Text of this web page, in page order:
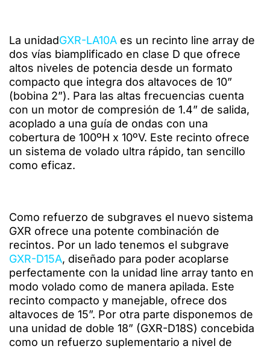
La unidadGXR-LA10A es un recinto line array de
dos vías biamplificado en clase D que ofrece
altos niveles de potencia desde un formato
compacto que integra dos altavoces de 10”
(bobina 2”). Para las altas frecuencias cuenta
con un motor de compresión de 1.4” de salida,
acoplado a una guía de ondas con una
cobertura de 100ºH x 10ºV. Este recinto ofrece
un sistema de volado ultra rápido, tan sencillo
como eficaz.
Como refuerzo de subgraves el nuevo sistema
GXR ofrece una potente combinación de
recintos. Por un lado tenemos el subgrave
GXR-D15A, diseñado para poder acoplarse
perfectamente con la unidad line array tanto en
modo volado como de manera apilada. Este
recinto compacto y manejable, ofrece dos
altavoces de 15”. Por otra parte disponemos de
una unidad de doble 18” (GXR-D18S) concebida
como un refuerzo suplementario a nivel de